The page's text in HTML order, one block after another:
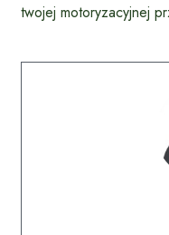
twojej motoryzacyjnej